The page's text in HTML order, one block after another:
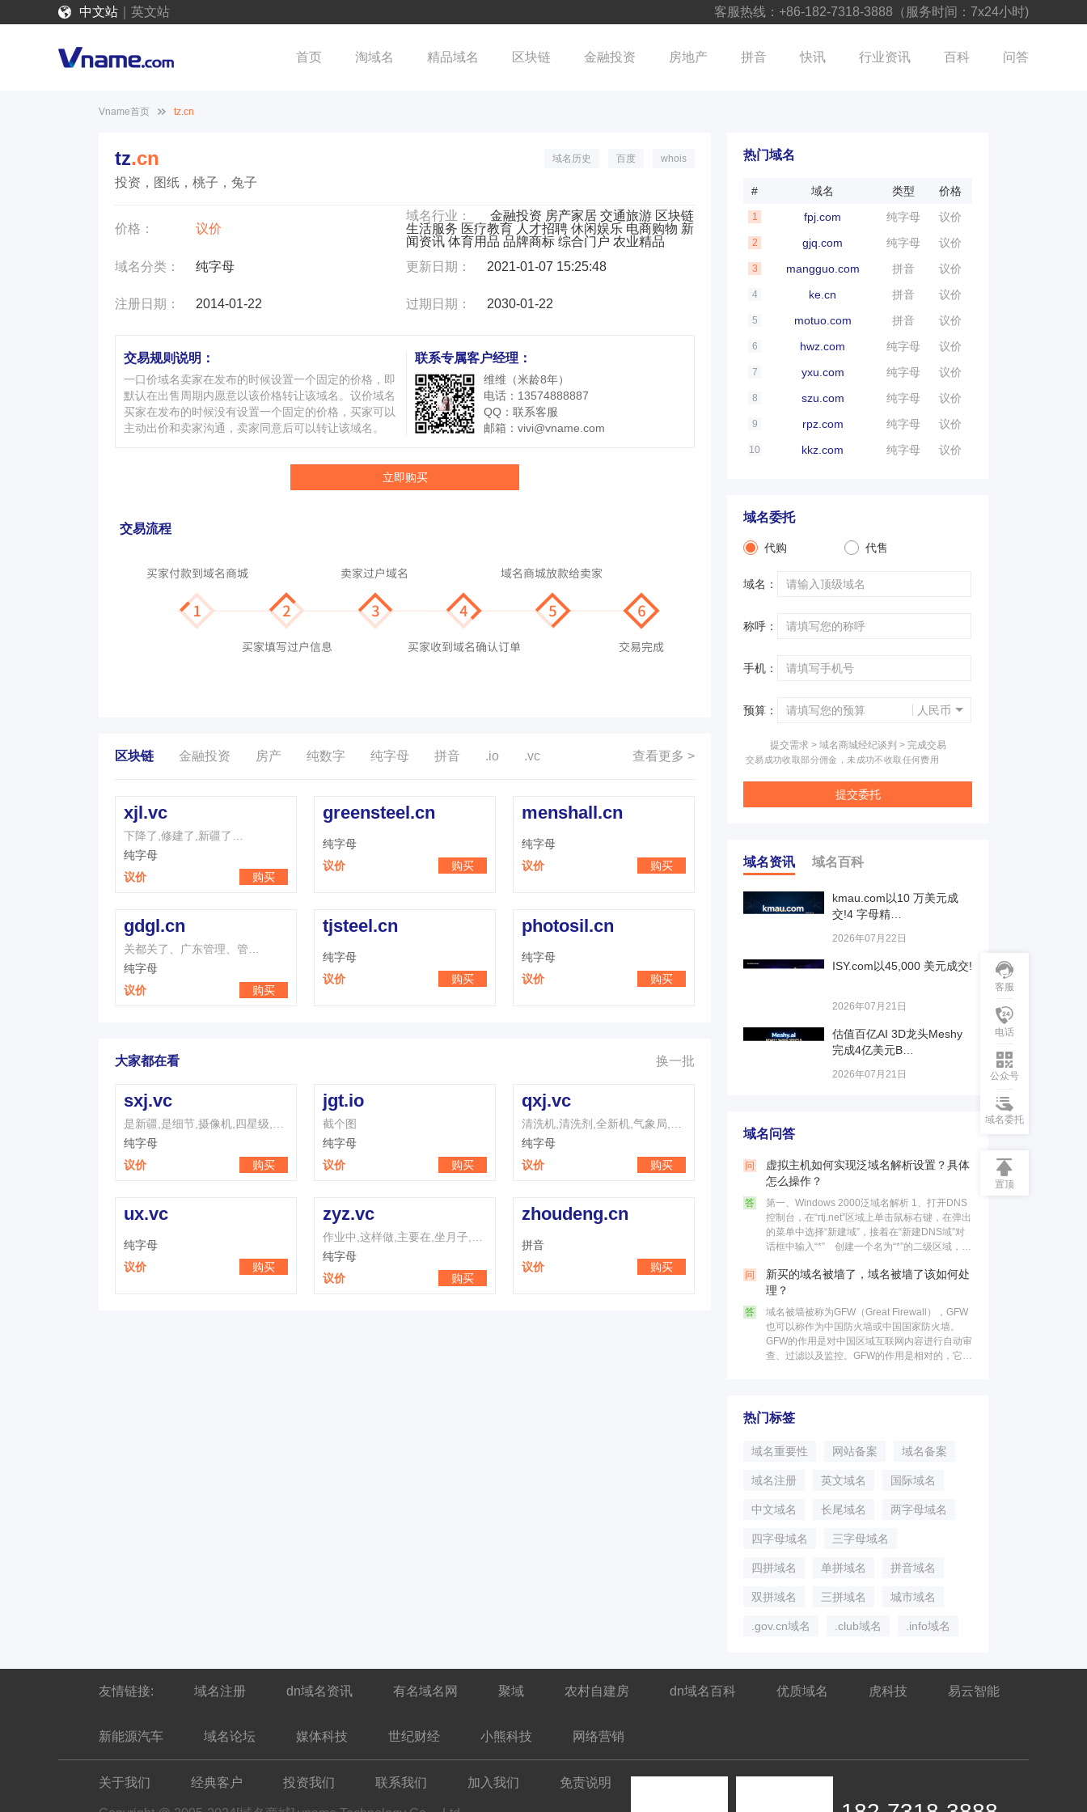
中文站 英文站 客服热线：+86-182-7318-3888（服务时间：7x24小时)
首页 淘域名 精品域名 区块链 金融投资 房地产 拼音 快讯 行业资讯 百科 问答
Vname首页 tz.cn
tz.cn
投资，图纸，桃子，兔子
域名历史 百度 whois
价格： 议价
域名行业：
金融投资 房产家居 交通旅游 区块链
生活服务 医疗教育 人才招聘 休闲娱乐 电商购物 新
闻资讯 体育用品 品牌商标 综合门户 农业精品
域名分类：
纯字母 更新日期： 2021-01-07 15:25:48
注册日期： 2014-01-22 过期日期： 2030-01-22
交易规则说明：
一口价域名卖家在发布的时候设置一个固定的价格，即
默认在出售周期内愿意以该价格转让该域名。议价域名
买家在发布的时候没有设置一个固定的价格，买家可以
主动出价和卖家沟通，卖家同意后可以转让该域名。
联系专属客户经理：
维维（米龄8年）
电话：13574888887
QQ： 联系客服
邮箱： vivi@vname.com
立即购买
交易流程
区块链 金融投资 房产 纯数字 纯字母 拼音 .io .vc 查看更多 >
xjl.vc
下降了,修建了,新疆了…
纯字母
议价
购买
greensteel.cn
纯字母
议价
购买
menshall.cn
纯字母
议价
购买
gdgl.cn
关都关了、广东管理、管…
纯字母
议价
购买
tjsteel.cn
纯字母
议价
购买
photosil.cn
纯字母
议价
购买
大家都在看 换一批
sxj.vc
纯字母
议价
购买
jgt.io
截个图
纯字母
议价
购买
qxj.vc
纯字母
议价
购买
ux.vc
纯字母
议价
购买
zyz.vc
纯字母
议价
购买
zhoudeng.cn
拼音
议价
购买
热门域名
# 域名 类型 价格
1 fpj.com 纯字母 议价
2 gjq.com 纯字母 议价
3 mangguo.com 拼音 议价
4 ke.cn 拼音 议价
5 motuo.com 拼音 议价
6 hwz.com 纯字母 议价
7 yxu.com 纯字母 议价
8 szu.com 纯字母 议价
9 rpz.com 纯字母 议价
10 kkz.com 纯字母 议价
域名委托
代购 代售
域名：
称呼：
手机：
预算： 人民币
提交需求 > 域名商城经纪谈判 > 完成交易
交易成功收取部分佣金，未成功不收取任何费用
提交委托
域名资讯 域名百科
kmau.com以10 万美元成
交!4 字母精…
2026年07月22日
ISY.com以45,000 美元成交!
2026年07月21日
估值百亿AI 3D龙头Meshy
完成4亿美元B…
2026年07月21日
域名问答
问
虚拟主机如何实现泛域名解析设置？具体
怎么操作？
答
第一、Windows 2000泛域名解析 1、打开DNS
控制台，在“rtj.net”区域上单击鼠标右键，在弹出
的菜单中选择“新建域”，接着在“新建DNS域”对
话框中输入“*” 创建一个名为“*”的二级区域，最
问
新买的域名被墙了，域名被墙了该如何处
理？
答
域名被墙被称为GFW（Great Firewall），GFW
也可以称作为中国防火墙或中国国家防火墙。
GFW的作用是对中国区域互联网内容进行自动审
查、过滤以及监控。GFW的作用是相对的，它不
热门标签
域名重要性 网站备案 域名备案
域名注册 英文域名 国际域名
中文域名 长尾域名 两字母域名
四字母域名 三字母域名
四拼域名 单拼域名 拼音域名
双拼域名 三拼域名 城市域名
.gov.cn域名 .club域名 .info域名
客服
电话
公众号
域名委托
置顶
友情链接: 域名注册 dn域名资讯 有名域名网 聚域 农村自建房 dn域名百科 优质域名 虎科技 易云智能
新能源汽车 域名论坛 媒体科技 世纪财经 小熊科技 网络营销
关于我们 经典客户 投资我们 联系我们 加入我们 免责说明